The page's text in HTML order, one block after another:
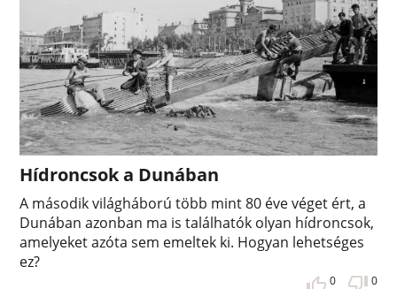
Hídroncsok a Dunában
A második világháború több mint 80 éve véget ért, a
Dunában azonban ma is találhatók olyan hídroncsok,
amelyeket azóta sem emeltek ki. Hogyan lehetséges
ez?
0 0